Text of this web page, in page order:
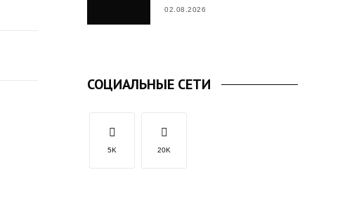
02.08.2026
СОЦИАЛЬНЫЕ СЕТИ
5K 20K